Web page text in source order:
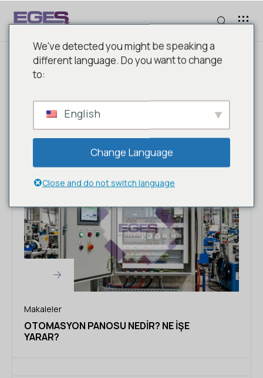
ETIKET: OTOMASYON
Makaleler
OTOMASYON PANOSU NEDIR? NE İŞE
YARAR?
We've detected you might be speaking a
different language. Do you want to change
to:
English
Change Language
Close and do not switch language